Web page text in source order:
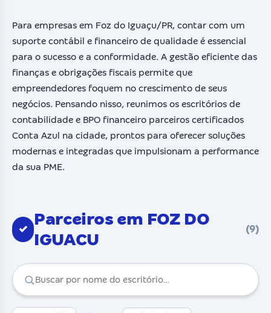
Para empresas em Foz do Iguaçu/PR, contar com um
suporte contábil e financeiro de qualidade é essencial
para o sucesso e a conformidade. A gestão eficiente das
finanças e obrigações fiscais permite que
empreendedores foquem no crescimento de seus
negócios. Pensando nisso, reunimos os escritórios de
contabilidade e BPO financeiro parceiros certificados
Conta Azul na cidade, prontos para oferecer soluções
modernas e integradas que impulsionam a performance
da sua PME.
✓
Parceiros em FOZ DO
IGUACU
(9)